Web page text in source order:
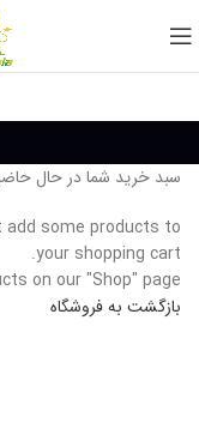
سبد خرید شما در حال
some products to
your shopping cart.
on our "Shop" page.
بازگشت به فروشگاه